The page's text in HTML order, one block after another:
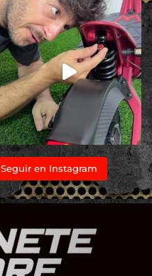
Seguir en Instagram